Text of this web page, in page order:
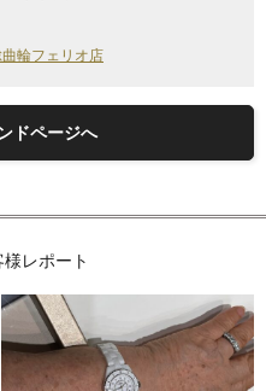
輪フェリオ店
ドページへ
レポート